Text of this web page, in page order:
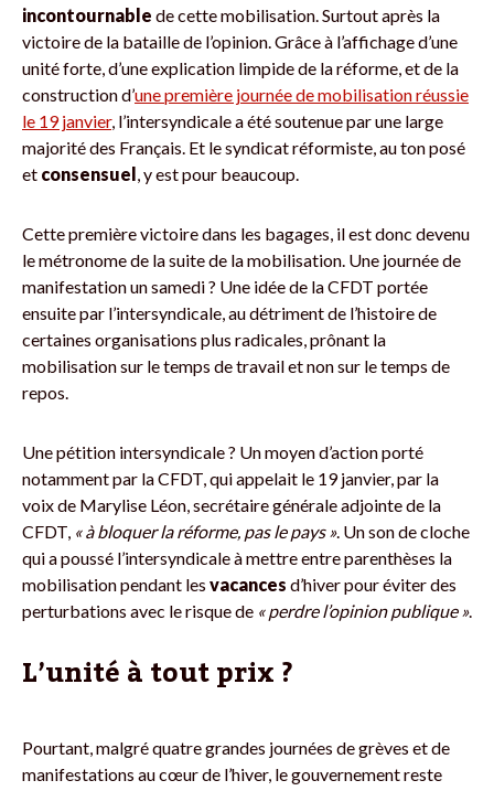
incontournable de cette mobilisation. Surtout après la
victoire de la bataille de l’opinion. Grâce à l’affichage d’une
unité forte, d’une explication limpide de la réforme, et de la
construction d’une première journée de mobilisation réussie
le 19 janvier, l’intersyndicale a été soutenue par une large
majorité des Français. Et le syndicat réformiste, au ton posé
et consensuel , y est pour beaucoup.
Cette première victoire dans les bagages, il est donc devenu
le métronome de la suite de la mobilisation. Une journée de
manifestation un samedi ? Une idée de la CFDT portée
ensuite par l’intersyndicale, au détriment de l’histoire de
certaines organisations plus radicales, prônant la
mobilisation sur le temps de travail et non sur le temps de
repos.
Une pétition intersyndicale ? Un moyen d’action porté
notamment par la CFDT, qui appelait le 19 janvier, par la
voix de Marylise Léon, secrétaire générale adjointe de la
CFDT, « à bloquer la réforme, pas le pays ». Un son de cloche
qui a poussé l’intersyndicale à mettre entre parenthèses la
mobilisation pendant les vacances d’hiver pour éviter des
perturbations avec le risque de « perdre l’opinion publique ».
L’unité à tout prix ?
Pourtant, malgré quatre grandes journées de grèves et de
manifestations au cœur de l’hiver, le gouvernement reste